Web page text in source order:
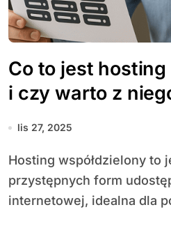
Co to jest
i czy warto z
lis 27, 2025
Hosting współdzielony to jedna z najbardziej
przystępnych form
internetowej, idealna dla